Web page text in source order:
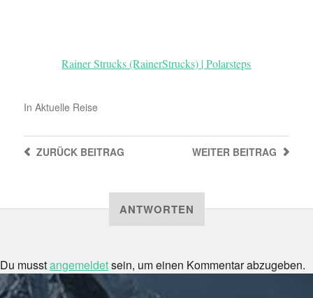
Rainer Strucks (RainerStrucks) | Polarsteps
In Aktuelle Reise
WEITER BEITRAG
ZURÜCKBEITRAG
ANTWORTEN
Du musstangemeldetsein, um einen Kommentar abzugeben.